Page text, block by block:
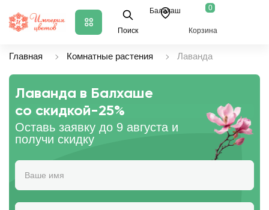
Поиск
Балахаш 0
Корзина
Главная Комнатные растения Лаванда
Лаванда в Балхаше
со скидкой-25%
Оставь заявку до 9 августа и
получи скидку